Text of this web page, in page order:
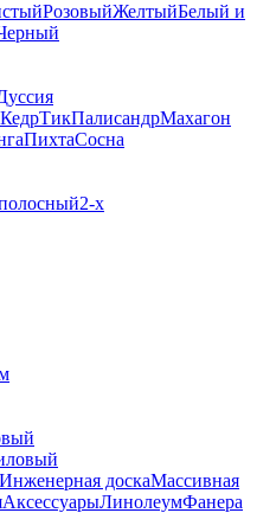
РозовыйЖелтыйБелый и
КедрТикПалисандрМахагон
ПихтаСосна
2-х
Инженерная доскаМассивная
АксессуарыЛинолеумФанера